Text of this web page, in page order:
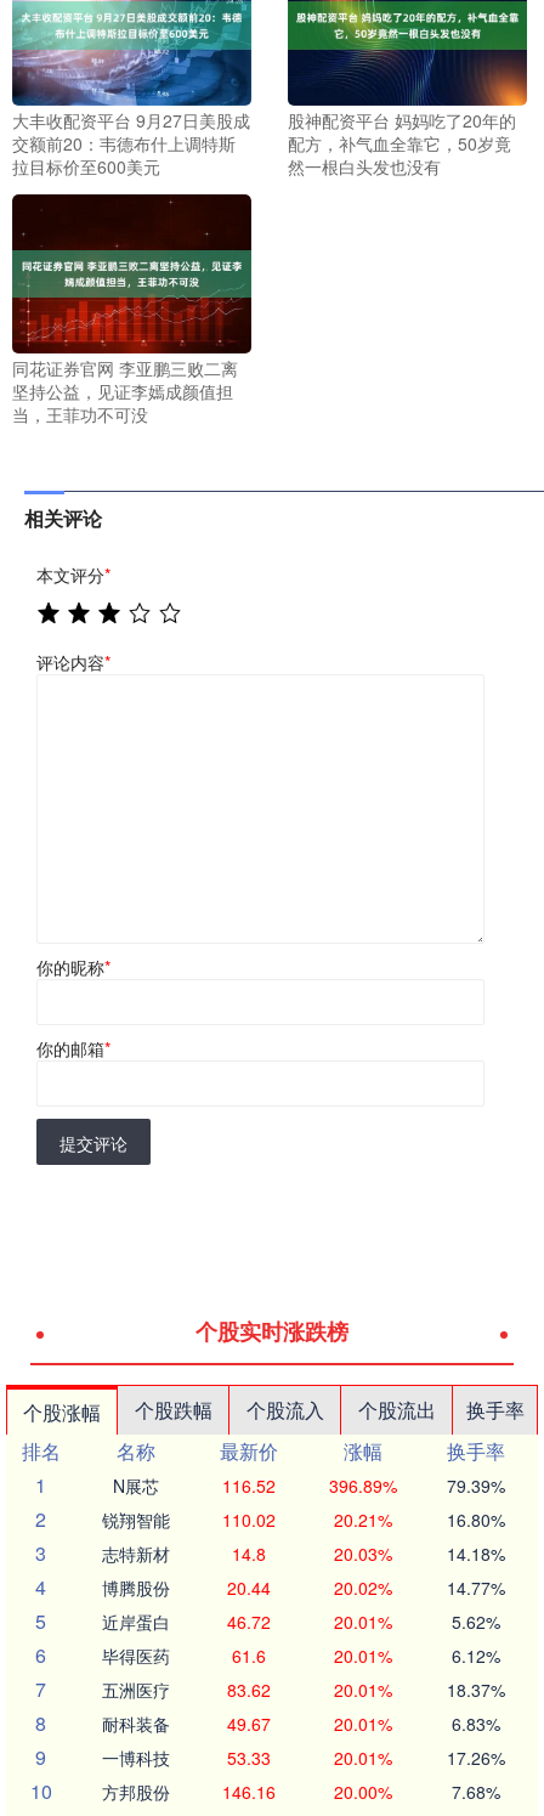
大丰收配资平台 9月27日美股成
交额前20：韦德布什上调特斯
拉目标价至600美元
股神配资平台 妈妈吃了20年的
配方，补气血全靠它，50岁竟
然一根白头发也没有
同花证券官网 李亚鹏三败二离
坚持公益，见证李嫣成颜值担
当，王菲功不可没
相关评论
本文评分*
评论内容*
你的昵称*
你的邮箱*
提交评论
个股实时涨跌榜
个股涨幅 个股跌幅 个股流入 个股流出
换手率
排名
名称 最新价 涨幅
换手率
1
N展芯 116.52 396.89% 79.39%
2 锐翔智能 110.02 20.21% 16.80%
3 志特新材 14.8 20.03% 14.18%
4 博腾股份 20.44 20.02% 14.77%
5 近岸蛋白 46.72 20.01% 5.62%
6 毕得医药 61.6 20.01% 6.12%
7 五洲医疗 83.62 20.01% 18.37%
8 耐科装备 49.67 20.01% 6.83%
9 一博科技 53.33 20.01% 17.26%
10 方邦股份 146.16 20.00% 7.68%